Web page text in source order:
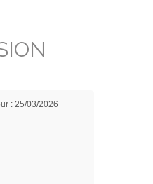
: 25/03/2026